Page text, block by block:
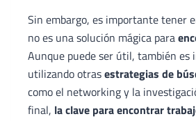
Sin embargo, es importante tener
no es una solución mágica para
Aunque puede ser útil, también es
utilizando otrasestrategias de
como el networking y la
final, la clave para encontrar